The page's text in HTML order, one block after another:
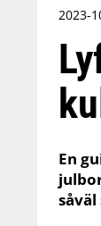
to
2023-
En
såväl